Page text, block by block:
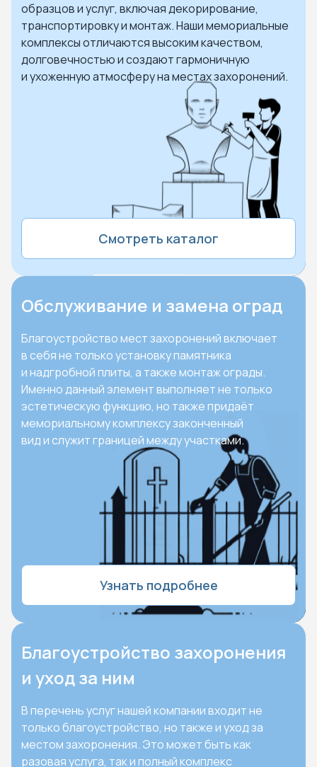
образцов и услуг, включая декорирование,
транспортировку и монтаж. Наши мемориальные
комплексы отличаются высоким качеством,
долговечностью и создают гармоничную
и ухоженную атмосферу на местах захоронений.
Смотреть каталог
Обслуживание и замена оград
Благоустройство мест захоронений включает
в себя не только установку памятника
и надгробной плиты, а также монтаж ограды.
Именно данный элемент выполняет не только
эстетическую функцию, но также придаёт
мемориальному комплексу законченный
вид и служит границей между участками.
Узнать подробнее
Благоустройство захоронения
и уход за ним
В перечень услуг нашей компании входит не
только благоустройство, но также и уход за
местом захоронения. Это может быть как
разовая услуга, так и полный комплекс